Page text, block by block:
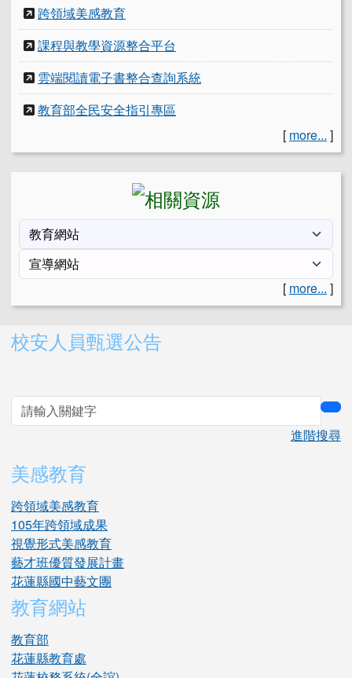
跨領域美感教育
課程與教學資源整合平台
雲端閱讀電子書整合查詢系統
教育部全民安全指引專區
[ more... ]
[ more... ]
右邊區域內容
校安人員甄選公告
進階搜尋
美感教育
跨領域美感教育
105年跨領域成果
視覺形式美感教育
藝才班優質發展計畫
花蓮縣國中藝文團
教育網站
教育部
花蓮縣教育處